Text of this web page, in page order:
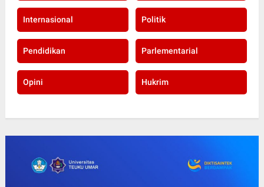
Internasional Politik
Pendidikan Parlementarial
Opini Hukrim